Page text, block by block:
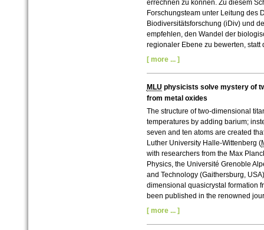
errechnen zu können. Zu diesem
Forschungsteam unter Leitung des
Biodiversitätsforschung (iDiv) und
empfehlen, den Wandel der
regionaler Ebene zu bewerten,
[ more ... ]
MLU physicists solve mystery of
from metal oxides
The structure of two-dimensional
temperatures by adding barium;
seven and ten atoms are created
Luther University Halle-Wittenberg (
with researchers from the Max
Physics, the Université Grenoble
and Technology (Gaithersburg,
dimensional quasicrystal formation
been published in the renowned
[ more ... ]